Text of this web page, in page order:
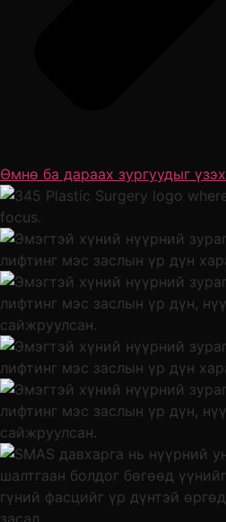
Өмнө ба дараах зургуудыг үзэх